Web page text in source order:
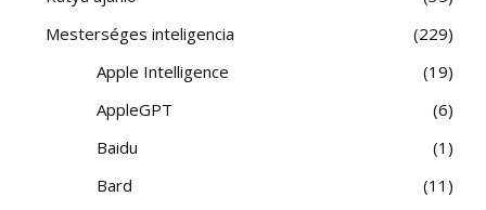
Mesterséges inteligencia
229
Apple Intelligence
19
AppleGPT
6
Baidu
1
Bard
11